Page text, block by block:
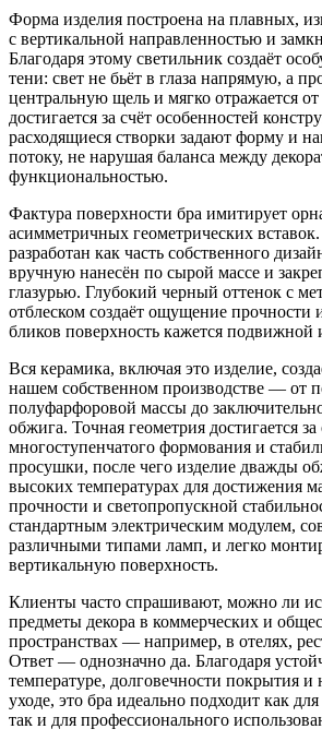
Форма изделия построена на плавных,
с вертикальной направленностью и
Благодаря этому светильник создаёт
тени: свет не бьёт в глаза напрямую, а
центральную щель и мягко отражается
достигается за счёт особенностей
расходящиеся створки задают форму и
потоку, не нарушая баланса между
функциональностью.
Фактура поверхности бра имитирует
асимметричных геометрических
разработан как часть собственного
вручную нанесён по сырой массе и
глазурью. Глубокий черный оттенок с
отблеском создаёт ощущение прочности
бликов поверхность кажется подвижной
Вся керамика, включая это изделие,
нашем собственном производстве — от
полуфарфоровой массы до
обжига. Точная геометрия достигается за
многоступенчатого формования и
просушки, после чего изделие дважды
высоких температурах для достижения
прочности и светопропускной
стандартным электрическим модулем,
различными типами ламп, и легко
вертикальную поверхность.
Клиенты часто спрашивают, можно ли
предметы декора в коммерческих и
пространствах — например, в отелях,
Ответ — однозначно да. Благодаря
температуре, долговечности покрытия и
уходе, это бра идеально подходит как
так и для профессионального